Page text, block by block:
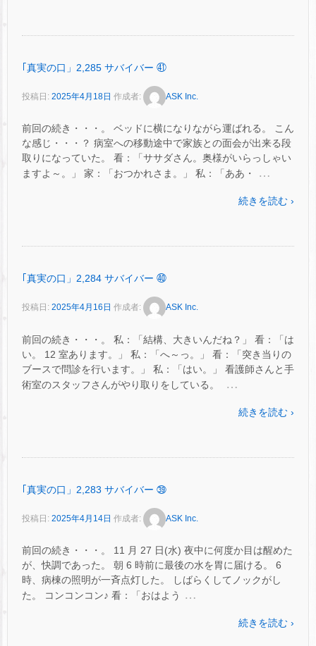
｢真実の口」2,285 サバイバー ㊶
投稿日: 2025年4月18日 作成者: ASK Inc.
前回の続き・・・。 ベッドに横になりながら運ばれる。 こん
な感じ・・・？ 病室への移動途中で家族との面会が出来る段
取りになっていた。 看：「ササダさん。奥様がいらっしゃい
ますよ～。」 家：「おつかれさま。」 私：「ああ・
…
続きを読む ›
｢真実の口」2,284 サバイバー ㊵
投稿日: 2025年4月16日 作成者: ASK Inc.
前回の続き・・・。 私：「結構、大きいんだね？」 看：「は
い。 12 室あります。」 私：「へ～っ。」 看：「突き当りの
ブースで問診を行います。」 私：「はい。」 看護師さんと手
術室のスタッフさんがやり取りをしている。
…
続きを読む ›
｢真実の口」2,283 サバイバー ㊴
投稿日: 2025年4月14日 作成者: ASK Inc.
前回の続き・・・。 11 月 27 日(水) 夜中に何度か目は醒めた
が、快調であった。 朝 6 時前に最後の水を胃に届ける。 6
時、病棟の照明が一斉点灯した。 しばらくしてノックがし
た。 コンコンコン♪ 看：「おはよう
…
続きを読む ›